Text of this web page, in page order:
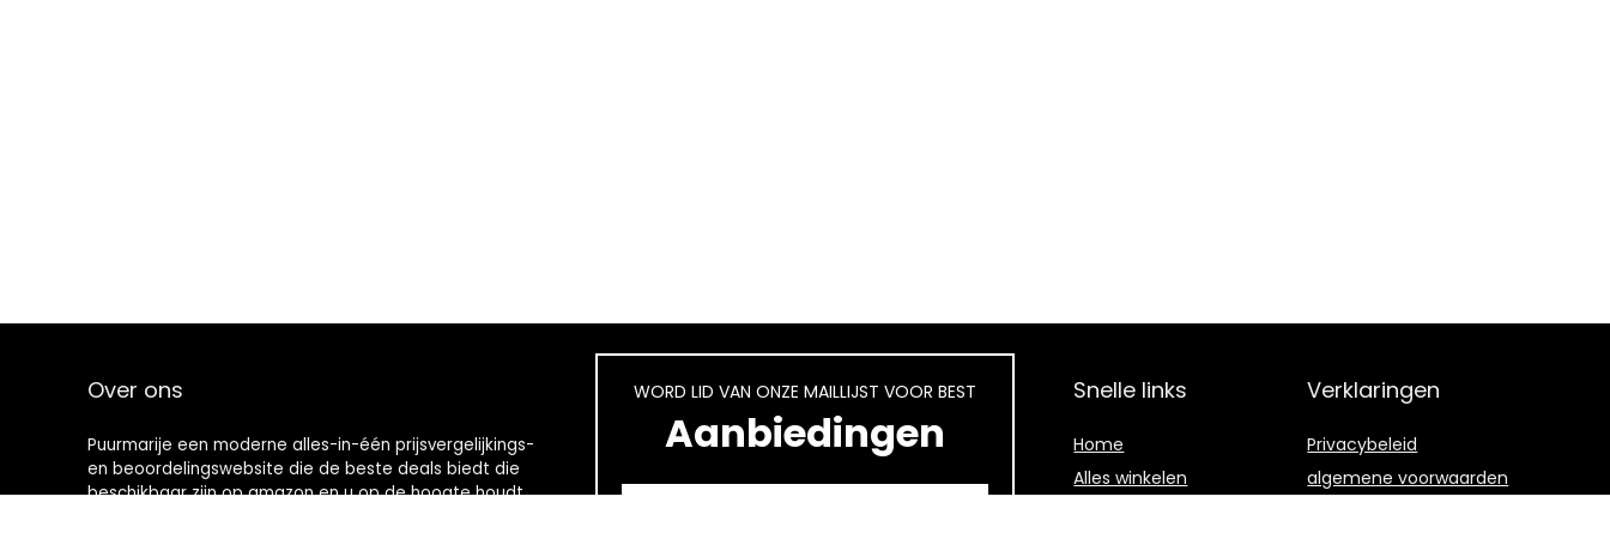
Over ons
Puurmarije een moderne alles-in-één prijsvergelijkings-
en beoordelingswebsite die de beste deals biedt die
beschikbaar zijn op amazon en u op de hoogte houdt
WORD LID VAN ONZE MAILLIJST VOOR BEST
Aanbiedingen
Snelle links
Home
Alles winkelen
Verklaringen
Privacybeleid
algemene voorwaarden